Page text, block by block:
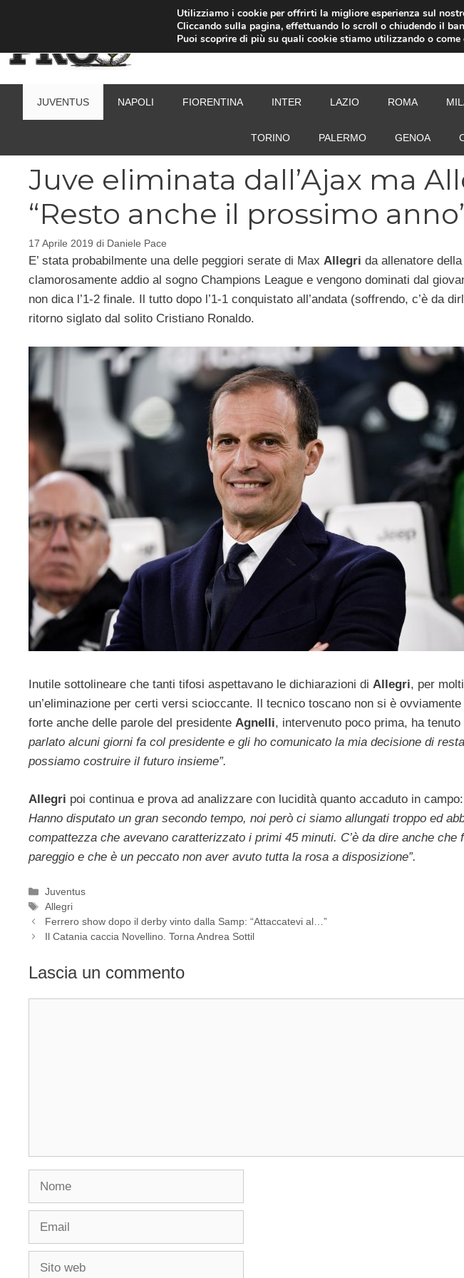
JUVENTUS NAPOLI FIORENTINA INTER LAZIO ROMA
TORINO PALERMO GENOA
Juve eliminata dall’Ajax ma
“Resto anche il prossimo
17 Aprile 2019 di Daniele Pace
E’ stata probabilmente una delle peggiori serate di Max Allegri da allenatore della
clamorosamente addio al sogno Champions League e vengono dominati dal
non dica l’1-2 finale. Il tutto dopo l’1-1 conquistato all’andata (soffrendo, c’è da
ritorno siglato dal solito Cristiano Ronaldo.
Inutile sottolineare che tanti tifosi aspettavano le dichiarazioni di Allegri, per
un’eliminazione per certi versi scioccante. Il tecnico toscano non si è
forte anche delle parole del presidente Agnelli, intervenuto poco prima, ha
parlato alcuni giorni fa col presidente e gli ho comunicato la mia decisione di
possiamo costruire il futuro insieme”.
Allegri poi continua e prova ad analizzare con lucidità quanto accaduto in campo:
Hanno disputato un gran secondo tempo, noi però ci siamo allungati troppo ed
compattezza che avevano caratterizzato i primi 45 minuti. C’è da dire anche
pareggio e che è un peccato non aver avuto tutta la rosa a disposizione”.
Categorie
Juventus
Tag
Allegri
Ferrero show dopo il derby vinto dalla Samp: “Attaccatevi al…”
Il Catania caccia Novellino. Torna Andrea Sottil
Lascia un commento
Utilizziamo i cookie per offrirti la migliore esperienza sul
Cliccando sulla pagina, effettuando lo scroll o chiudendo il
Puoi scoprire di più su quali cookie stiamo utilizzando o